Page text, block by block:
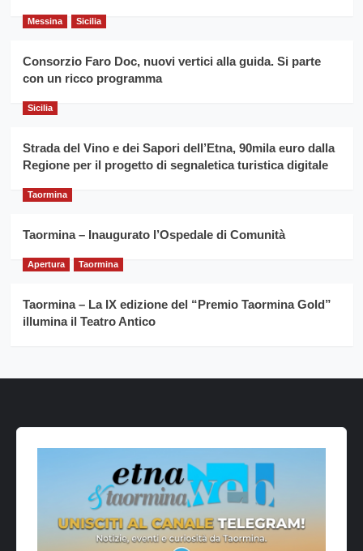
grano
anno
Franco
Caruso
Messina Sicilia
Consorzio Faro Doc, nuovi vertici alla guida. Si parte
con un ricco programma
Sicilia
Strada del Vino e dei Sapori dell’Etna, 90mila euro dalla
Regione per il progetto di segnaletica turistica digitale
Taormina
Taormina – Inaugurato l’Ospedale di Comunità
Apertura Taormina
Taormina – La IX edizione del “Premio Taormina Gold”
illumina il Teatro Antico